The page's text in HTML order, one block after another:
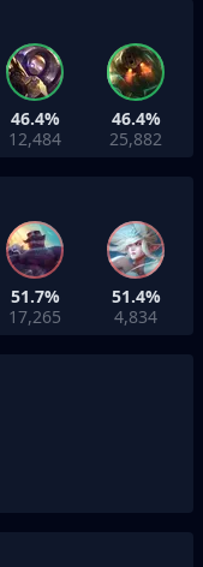
46.4%
12,484
46.4%
25,882
51.7%
17,265
51.4%
4,834